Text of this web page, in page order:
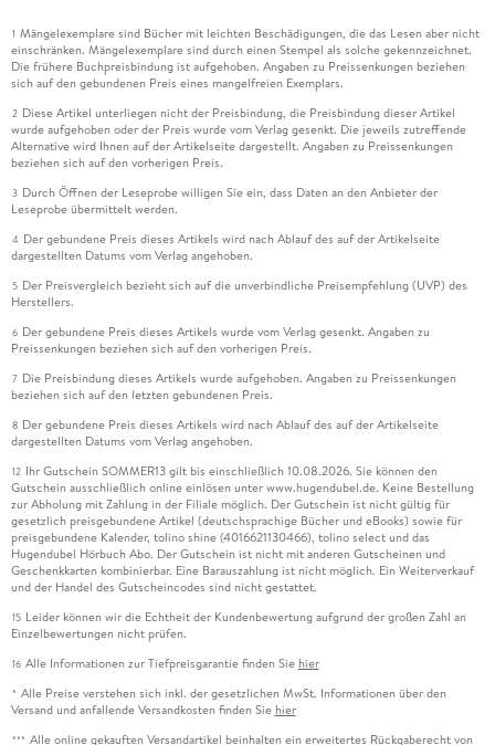
1 Mängelexemplare sind Bücher mit leichten Beschädigungen, die das Lesen aber nicht
einschränken. Mängelexemplare sind durch einen Stempel als solche gekennzeichnet.
Die frühere Buchpreisbindung ist aufgehoben. Angaben zu Preissenkungen beziehen
sich auf den gebundenen Preis eines mangelfreien Exemplars.
2 Diese Artikel unterliegen nicht der Preisbindung, die Preisbindung dieser Artikel
wurde aufgehoben oder der Preis wurde vom Verlag gesenkt. Die jeweils zutreffende
Alternative wird Ihnen auf der Artikelseite dargestellt. Angaben zu Preissenkungen
beziehen sich auf den vorherigen Preis.
3 Durch Öffnen der Leseprobe willigen Sie ein, dass Daten an den Anbieter der
Leseprobe übermittelt werden.
4 Der gebundene Preis dieses Artikels wird nach Ablauf des auf der Artikelseite
dargestellten Datums vom Verlag angehoben.
5 Der Preisvergleich bezieht sich auf die unverbindliche Preisempfehlung (UVP) des
Herstellers.
6 Der gebundene Preis dieses Artikels wurde vom Verlag gesenkt. Angaben zu
Preissenkungen beziehen sich auf den vorherigen Preis.
7 Die Preisbindung dieses Artikels wurde aufgehoben. Angaben zu Preissenkungen
beziehen sich auf den letzten gebundenen Preis.
8 Der gebundene Preis dieses Artikels wird nach Ablauf des auf der Artikelseite
dargestellten Datums vom Verlag angehoben.
12 Ihr Gutschein SOMMER13 gilt bis einschließlich 10.08.2026. Sie können den
Gutschein ausschließlich online einlösen unter www.hugendubel.de. Keine Bestellung
zur Abholung mit Zahlung in der Filiale möglich. Der Gutschein ist nicht gültig für
gesetzlich preisgebundene Artikel (deutschsprachige Bücher und eBooks) sowie für
preisgebundene Kalender, tolino shine (4016621130466), tolino select und das
Hugendubel Hörbuch Abo. Der Gutschein ist nicht mit anderen Gutscheinen und
Geschenkkarten kombinierbar. Eine Barauszahlung ist nicht möglich. Ein Weiterverkauf
und der Handel des Gutscheincodes sind nicht gestattet.
15 Leider können wir die Echtheit der Kundenbewertung aufgrund der großen Zahl an
Einzelbewertungen nicht prüfen.
16 Alle Informationen zur Tiefpreisgarantie finden Sie hier
* Alle Preise verstehen sich inkl. der gesetzlichen MwSt. Informationen über den
Versand und anfallende Versandkosten finden Sie hier
*** Alle online gekauften Versandartikel beinhalten ein erweitertes Rückgaberecht von